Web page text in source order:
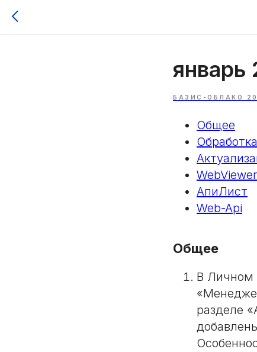
январь
БАЗИС-ОБЛАКО
Общее
WebViewer
АпиЛист
Web-Api
Общее
В Личном
разделе